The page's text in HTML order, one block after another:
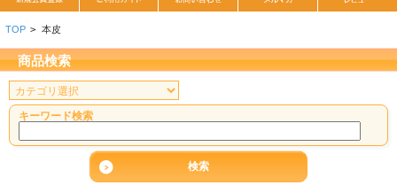
TOP > 本皮
商品検索
キーワード検索